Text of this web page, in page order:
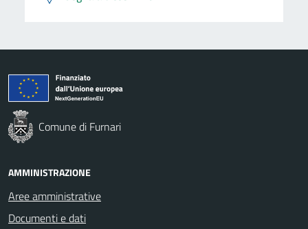
Comune di Furnari
AMMINISTRAZIONE
Aree amministrative
Documenti e dati